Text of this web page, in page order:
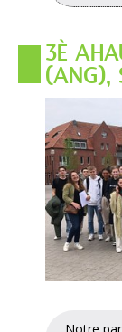
3È
(ANG),
Notre